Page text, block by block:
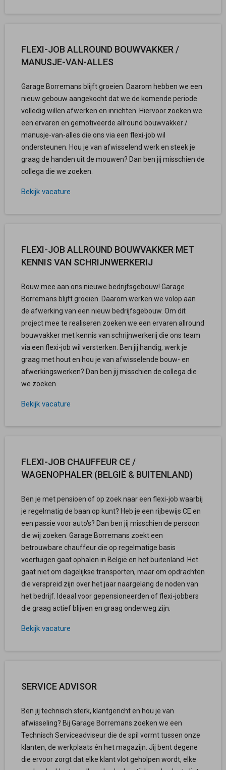
FLEXI-JOB ALLROUND BOUWVAKKER /
MANUSJE-VAN-ALLES
Garage Borremans blijft groeien. Daarom hebben we een
nieuw gebouw aangekocht dat we de komende periode
volledig willen afwerken en inrichten. Hiervoor zoeken we
een ervaren en gemotiveerde allround bouwvakker /
manusje-van-alles die ons via een flexi-job wil
ondersteunen. Hou je van afwisselend werk en steek je
graag de handen uit de mouwen? Dan ben jij misschien de
collega die we zoeken.
Bekijk vacature
FLEXI-JOB ALLROUND BOUWVAKKER MET
KENNIS VAN SCHRIJNWERKERIJ
Bouw mee aan ons nieuwe bedrijfsgebouw! Garage
Borremans blijft groeien. Daarom werken we volop aan
de afwerking van een nieuw bedrijfsgebouw. Om dit
project mee te realiseren zoeken we een ervaren allround
bouwvakker met kennis van schrijnwerkerij die ons team
via een flexi-job wil versterken. Ben jij handig, werk je
graag met hout en hou je van afwisselende bouw- en
afwerkingswerken? Dan ben jij misschien de collega die
we zoeken.
Bekijk vacature
FLEXI-JOB CHAUFFEUR CE /
WAGENOPHALER (BELGIË & BUITENLAND)
Ben je met pensioen of op zoek naar een flexi-job waarbij
je regelmatig de baan op kunt? Heb je een rijbewijs CE en
een passie voor auto's? Dan ben jij misschien de persoon
die wij zoeken. Garage Borremans zoekt een
betrouwbare chauffeur die op regelmatige basis
voertuigen gaat ophalen in België en het buitenland. Het
gaat niet om dagelijkse transporten, maar om opdrachten
die verspreid zijn over het jaar naargelang de noden van
het bedrijf. Ideaal voor gepensioneerden of flexi-jobbers
die graag actief blijven en graag onderweg zijn.
Bekijk vacature
SERVICE ADVISOR
Ben jij technisch sterk, klantgericht en hou je van
afwisseling? Bij Garage Borremans zoeken we een
Technisch Serviceadviseur die de spil vormt tussen onze
klanten, de werkplaats én het magazijn. Jij bent degene
die ervoor zorgt dat elke klant vlot geholpen wordt, elke